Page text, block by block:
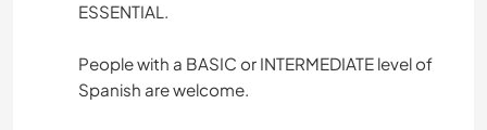
ESSENTIAL.
People with a BASIC or INTERMEDIATE level of
Spanish are welcome.